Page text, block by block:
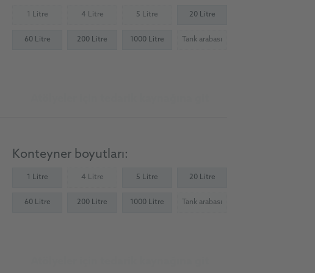
1 Litre(Not available)4 Litre(Not available)5 Litre(Not available)20 Litre
60 Litre 200 Litre 1000 Litre Tank arabası
(Not available)
Konteyner boyutları:
1 Litre 4 Litre(Not available)5 Litre 20 Litre
60 Litre 200 Litre 1000 Litre Tank arabası
(Not available)